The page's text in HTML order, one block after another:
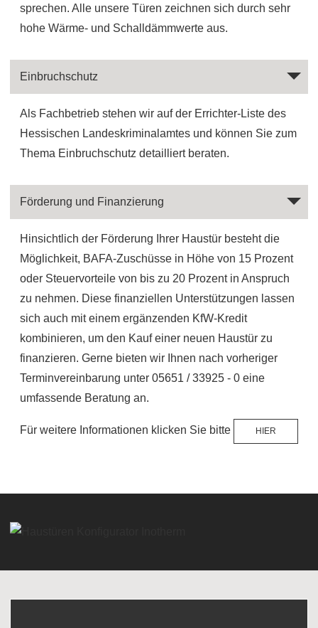
sprechen. Alle unsere Türen zeichnen sich durch sehr
hohe Wärme- und Schalldämmwerte aus.
Einbruchschutz
Als Fachbetrieb stehen wir auf der Errichter-Liste des
Hessischen Landeskriminalamtes und können Sie zum
Thema Einbruchschutz detailliert beraten.
Förderung und Finanzierung
Hinsichtlich der Förderung Ihrer Haustür besteht die
Möglichkeit, BAFA-Zuschüsse in Höhe von 15 Prozent
oder Steuervorteile von bis zu 20 Prozent in Anspruch
zu nehmen. Diese finanziellen Unterstützungen lassen
sich auch mit einem ergänzenden KfW-Kredit
kombinieren, um den Kauf einer neuen Haustür zu
finanzieren. Gerne bieten wir Ihnen nach vorheriger
Terminvereinbarung unter 05651 / 33925 - 0 eine
umfassende Beratung an.
Für weitere Informationen klicken Sie bitte HIER